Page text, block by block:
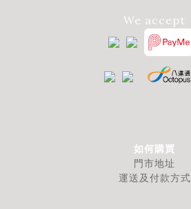
We accept
如何購買
門市地址
運送及付款方式